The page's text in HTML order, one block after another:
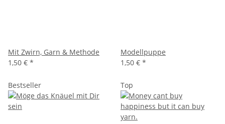
Mit Zwirn, Garn & Methode
1,50 € *
Modellpuppe
1,50 € *
Bestseller Top